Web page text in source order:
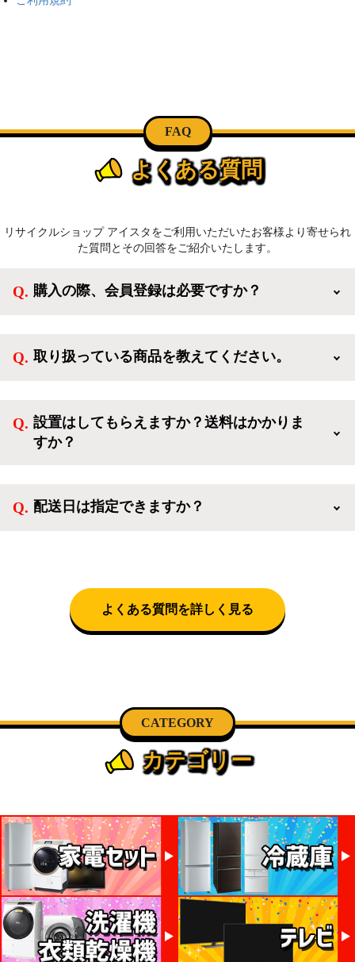
FAQ
よくある質問
リサイクルショップ アイスタをご利用いただいたお客様より寄せられ
た質問とその回答をご紹介いたします。
購入の際、会員登録は必要ですか？
方、登録しなくてもカートに商品を入れた後、ログイ
取り扱っている商品を教えてください。
活を応援するような家電セットから、季節・空調家
電、調理家電、生活家電まで、幅広く中古家電を取り
設置はしてもらえますか？送料はかかりま
すか？
神奈川・千葉)において自社配送を選択いただくこと
配送日は指定できますか？
話にて日時決定に関するご連絡をさせて頂きます。
よくある質問を詳しく見る
CATEGORY
カテゴリー